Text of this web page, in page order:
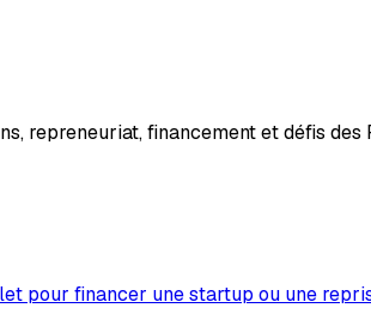
repreneuriat, financement et défis des
pour financer une startup ou une